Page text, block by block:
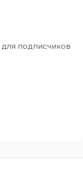
для подписчиков